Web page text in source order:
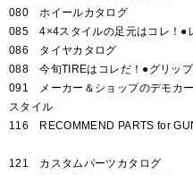
080 ホイールカタログ
085 4×4スタイルの足元はコレ！●
086 タイヤカタログ
088 今旬TIREはコレだ！●グリップ
091 メーカー＆ショップのデモカ
スタイル
116 RECOMMEND PARTS for
121 カスタムパーツカタログ